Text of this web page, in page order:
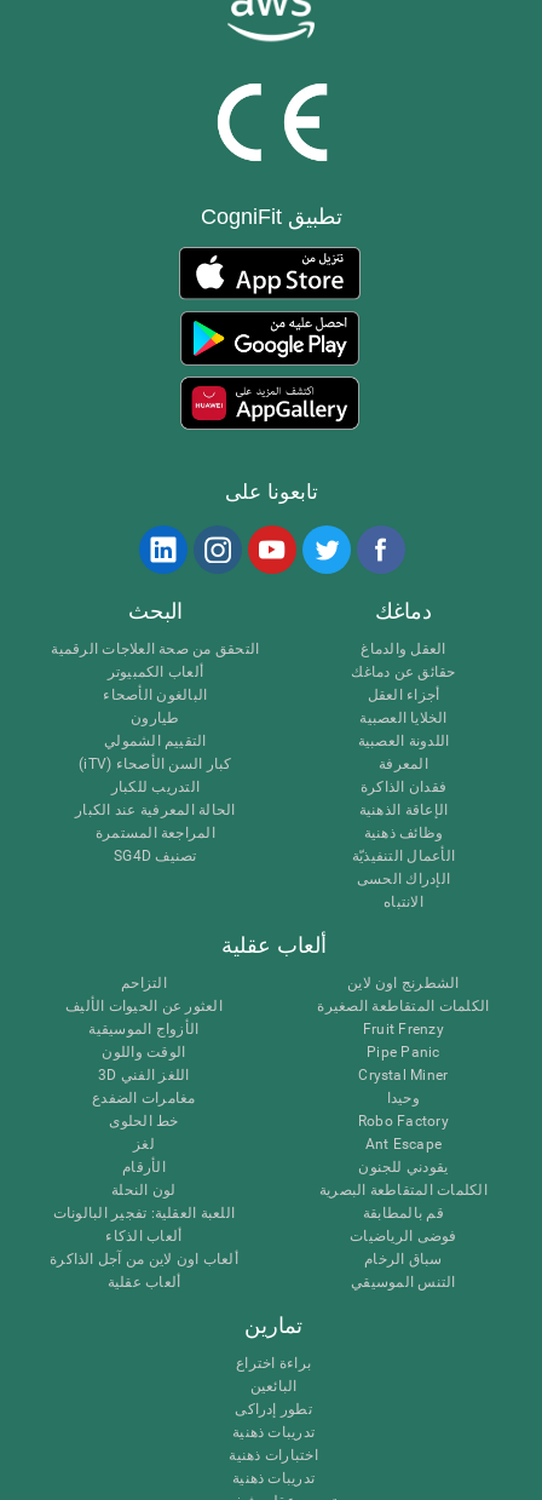
تطبيق CogniFit
تابعونا على
دماغك
العقل والدماغ
حقائق عن دماغك
أجزاء العقل
الخلايا العصبية
اللدونة العصبية
المعرفة
فقدان الذاكرة
الإعاقة الذهنية
وظائف ذهنية
الأعمال التنفيذيّة
الإدراك الحسى
الانتباه
البحث
التحقق من صحة العلاجات الرقمية
ألعاب الكمبيوتر
البالغون الأصحاء
طيارون
التقييم الشمولي
كبار السن الأصحاء (iTV)
التدريب للكبار
الحالة المعرفية عند الكبار
المراجعة المستمرة
تصنيف SG4D
ألعاب عقلية
الشطرنج اون لاين
الكلمات المتقاطعة الصغيرة
Fruit Frenzy
Pipe Panic
Crystal Miner
وحيدا
Robo Factory
Ant Escape
يقودني للجنون
الكلمات المتقاطعة البصرية
قم بالمطابقة
فوضى الرياضيات
سباق الرخام
التنس الموسيقي
التزاحم
العثور عن الحيوات الأليف
الأزواج الموسيقية
الوقت واللون
اللغز الفني 3D
مغامرات الضفدع
خط الحلوى
لغز
الأرقام
لون النحلة
اللعبة العقلية: تفجير البالونات
ألعاب الذكاء
ألعاب اون لاين من آجل الذاكرة
ألعاب عقلية
تمارين
براءة اختراع
البائعين
تطور إدراكى
تدريبات ذهنية
اختبارات ذهنية
تدريبات ذهنية